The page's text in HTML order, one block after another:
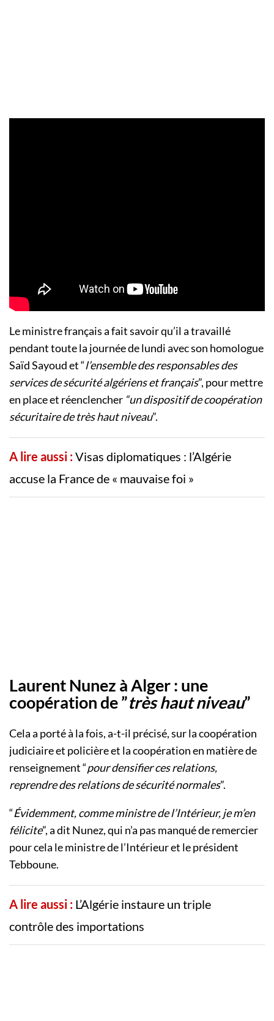
Le ministre français a fait savoir qu’il a travaillé
pendant toute la journée de lundi avec son homologue
Saïd Sayoud et “l’ensemble des responsables des
services de sécurité algériens et français”, pour mettre
en place et réenclencher “un dispositif de coopération
sécuritaire de très haut niveau”.
A lire aussi :Visas diplomatiques : l’Algérie
accuse la France de « mauvaise foi »
Laurent Nunez à Alger : une
coopération de ”très haut niveau”
Cela a porté à la fois, a-t-il précisé, sur la coopération
judiciaire et policière et la coopération en matière de
renseignement “pour densifier ces relations,
reprendre des relations de sécurité normales”.
“Évidemment, comme ministre de l’Intérieur, je m’en
félicite”, a dit Nunez, qui n’a pas manqué de remercier
pour cela le ministre de l’Intérieur et le président
Tebboune.
A lire aussi : L’Algérie instaure un triple
contrôle des importations